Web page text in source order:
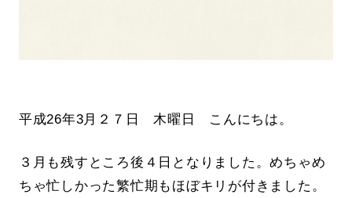
平成26年3月２７日 木曜日 こんにちは。
３月も残すところ後４日となりました。めちゃめ
ちゃ忙しかった繁忙期もほぼキリが付きました。